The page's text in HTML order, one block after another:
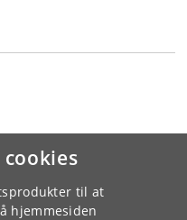
til at
hjemmesiden